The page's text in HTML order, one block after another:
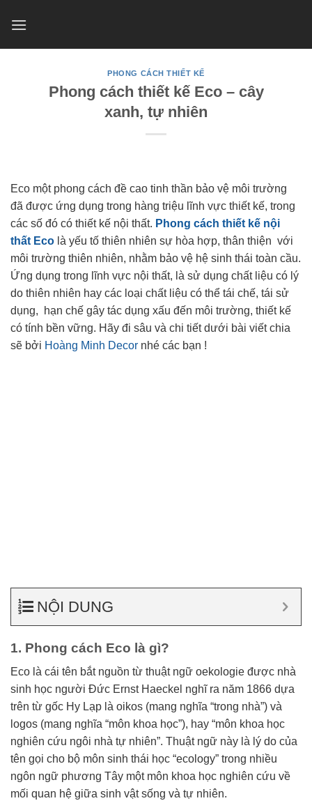
PHONG CÁCH THIẾT KẾ
Phong cách thiết kế Eco – cây
xanh, tự nhiên
Eco một phong cách đề cao tinh thần bảo vệ môi trường
đã được ứng dụng trong hàng triệu lĩnh vực thiết kế, trong
các số đó có thiết kế nội thất. Phong cách thiết kế nội
thất Eco là yếu tố thiên nhiên sự hòa hợp, thân thiện với
môi trường thiên nhiên, nhằm bảo vệ hệ sinh thái toàn cầu.
Ứng dụng trong lĩnh vực nội thất, là sử dụng chất liệu có lý
do thiên nhiên hay các loại chất liệu có thể tái chế, tái sử
dụng, hạn chế gây tác dụng xấu đến môi trường, thiết kế
có tính bền vững. Hãy đi sâu và chi tiết dưới bài viết chia
sẽ bởi Hoàng Minh Decor nhé các bạn !
NỘI DUNG
1. Phong cách Eco là gì?
Eco là cái tên bắt nguồn từ thuật ngữ oekologie được nhà
sinh học người Đức Ernst Haeckel nghĩ ra năm 1866 dựa
trên từ gốc Hy Lạp là oikos (mang nghĩa “trong nhà”) và
logos (mang nghĩa “môn khoa học”), hay “môn khoa học
nghiên cứu ngôi nhà tự nhiên”. Thuật ngữ này là lý do của
tên gọi cho bộ môn sinh thái học “ecology” trong nhiều
ngôn ngữ phương Tây một môn khoa học nghiên cứu về
mối quan hệ giữa sinh vật sống và tự nhiên.